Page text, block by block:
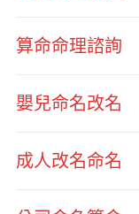
算命命理諮詢
嬰兒命名改名
成人改名命名